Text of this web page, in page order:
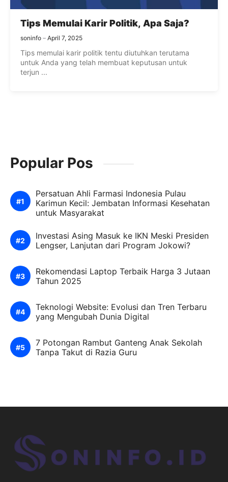
Tips Memulai Karir Politik, Apa Saja?
soninfo April 7, 2025
Tips memulai karir politik tentu diutuhkan terutama
untuk Anda yang telah membuat keputusan untuk
terjun ...
Popular Pos
Persatuan Ahli Farmasi Indonesia Pulau
Karimun Kecil: Jembatan Informasi Kesehatan
untuk Masyarakat
Investasi Asing Masuk ke IKN Meski Presiden
Lengser, Lanjutan dari Program Jokowi?
Rekomendasi Laptop Terbaik Harga 3 Jutaan
Tahun 2025
Teknologi Website: Evolusi dan Tren Terbaru
yang Mengubah Dunia Digital
7 Potongan Rambut Ganteng Anak Sekolah
Tanpa Takut di Razia Guru